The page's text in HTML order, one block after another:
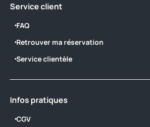
Service client
FAQ
Retrouver ma réservation
Service clientèle
Infos pratiques
CGV